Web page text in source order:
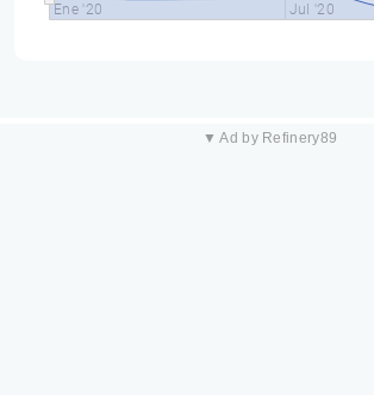
Ene '20 Jul '20
▼ Ad by Refinery89